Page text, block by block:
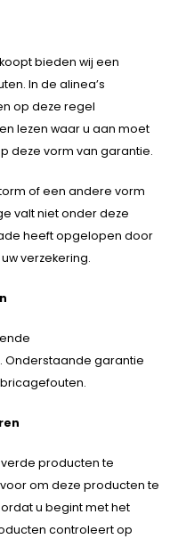
bieden wij een
In de alinea’s
op deze regel
lezen waar u aan moet
deze vorm van garantie.
of een andere vorm
valt niet onder deze
heeft opgelopen door
verzekering.
garantie
producten te
om deze producten te
u begint met het
controleert op